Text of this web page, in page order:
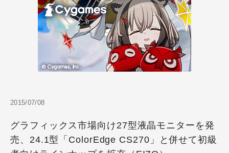
2015/07/08
グラフィックス市場向け27型液晶モニターを発
売、24.1型「ColorEdge CS270」と併せて初級